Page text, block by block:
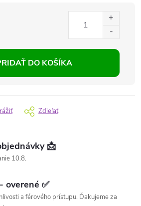
DO KOŠÍKA
Zdieľať
📩
10.8.
overené ✅
a férového prístupu. Ďakujeme za